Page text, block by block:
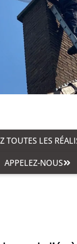
TOUTES LES
APPELEZ-NOUS